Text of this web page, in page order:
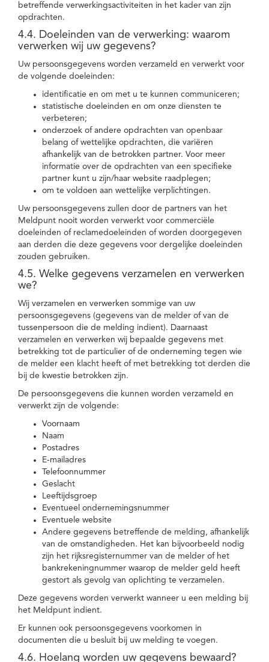
betreffende verwerkingsactiviteiten in het kader van zijn
opdrachten.
4.4. Doeleinden van de verwerking: waarom
verwerken wij uw gegevens?
Uw persoonsgegevens worden verzameld en verwerkt voor
de volgende doeleinden:
identificatie en om met u te kunnen communiceren;
statistische doeleinden en om onze diensten te
verbeteren;
onderzoek of andere opdrachten van openbaar
belang of wettelijke opdrachten, die variëren
afhankelijk van de betrokken partner. Voor meer
informatie over de opdrachten van een specifieke
partner kunt u zijn/haar website raadplegen;
om te voldoen aan wettelijke verplichtingen.
Uw persoonsgegevens zullen door de partners van het
Meldpunt nooit worden verwerkt voor commerciële
doeleinden of reclamedoeleinden of worden doorgegeven
aan derden die deze gegevens voor dergelijke doeleinden
zouden gebruiken.
4.5. Welke gegevens verzamelen en verwerken
we?
Wij verzamelen en verwerken sommige van uw
persoonsgegevens (gegevens van de melder of van de
tussenpersoon die de melding indient). Daarnaast
verzamelen en verwerken wij bepaalde gegevens met
betrekking tot de particulier of de onderneming tegen wie
de melder een klacht heeft of met betrekking tot derden die
bij de kwestie betrokken zijn.
De persoonsgegevens die kunnen worden verzameld en
verwerkt zijn de volgende:
Voornaam
Naam
Postadres
E-mailadres
Telefoonnummer
Geslacht
Leeftijdsgroep
Eventueel ondernemingsnummer
Eventuele website
Andere gegevens betreffende de melding, afhankelijk
van de omstandigheden. Het kan bijvoorbeeld nodig
zijn het rijksregisternummer van de melder of het
bankrekeningnummer waarop de melder geld heeft
gestort als gevolg van oplichting te verzamelen.
Deze gegevens worden verwerkt wanneer u een melding bij
het Meldpunt indient.
Er kunnen ook persoonsgegevens voorkomen in
documenten die u besluit bij uw melding te voegen.
4.6. Hoelang worden uw gegevens bewaard?